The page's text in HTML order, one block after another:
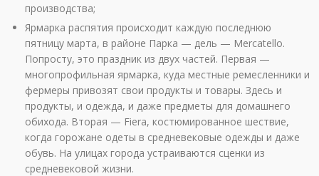
производства;
Ярмарка распятия происходит каждую последнюю
пятницу марта, в районе Парка — дель — Mercatello.
Попросту, это праздник из двух частей. Первая —
многопрофильная ярмарка, куда местные ремесленники и
фермеры привозят свои продукты и товары. Здесь и
продукты, и одежда, и даже предметы для домашнего
обихода. Вторая — Fiera, костюмированное шествие,
когда горожане одеты в средневековые одежды и даже
обувь. На улицах города устраиваются сценки из
средневековой жизни.